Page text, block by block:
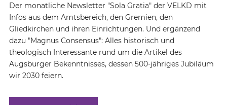
Der monatliche Newsletter "Sola Gratia" der VELKD mit
Infos aus dem Amtsbereich, den Gremien, den
Gliedkirchen und ihren Einrichtungen. Und ergänzend
dazu "Magnus Consensus": Alles historisch und
theologisch Interessante rund um die Artikel des
Augsburger Bekenntnisses, dessen 500-jähriges Jubiläum
wir 2030 feiern.